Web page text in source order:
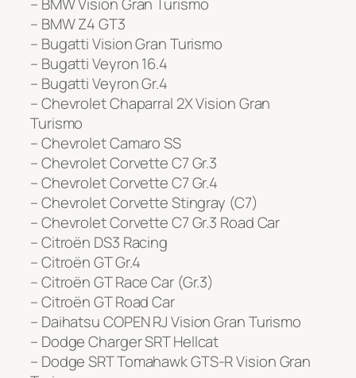
– BMW Z4 GT3
– Bugatti Vision Gran Turismo
– Bugatti Veyron 16.4
– Bugatti Veyron Gr.4
– Chevrolet Chaparral 2X Vision Gran
Turismo
– Chevrolet Camaro SS
– Chevrolet Corvette C7 Gr.3
– Chevrolet Corvette C7 Gr.4
– Chevrolet Corvette Stingray (C7)
– Chevrolet Corvette C7 Gr.3 Road Car
– Citroën DS3 Racing
– Citroën GT Gr.4
– Citroën GT Race Car (Gr.3)
– Citroën GT Road Car
– Daihatsu COPEN RJ Vision Gran Turismo
– Dodge Charger SRT Hellcat
– Dodge SRT Tomahawk GTS-R Vision Gran